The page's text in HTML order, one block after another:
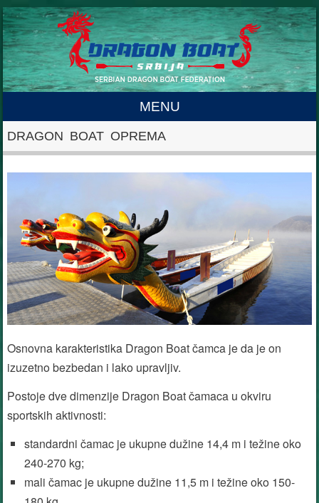
MENU
Skip to content
DRAGON BOAT OPREMA
Osnovna karakteristika Dragon Boat čamca je da je on
izuzetno bezbedan i lako upravljiv.
Postoje dve dimenzije Dragon Boat čamaca u okviru
sportskih aktivnosti:
standardni čamac je ukupne dužine 14,4 m i težine oko
240-270 kg;
mali čamac je ukupne dužine 11,5 m i težine oko 150-